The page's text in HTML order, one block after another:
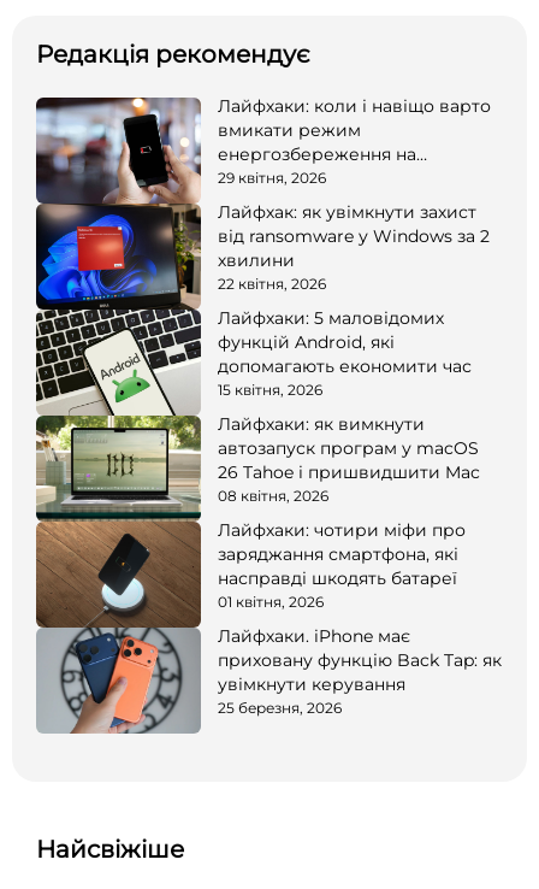
Редакція рекомендує
Лайфхаки: коли і навіщо варто
вмикати режим
енергозбереження на
смартфоні
29 квітня, 2026
Лайфхак: як увімкнути захист
від ransomware у Windows за 2
хвилини
22 квітня, 2026
Лайфхаки: 5 маловідомих
функцій Android, які
допомагають економити час
15 квітня, 2026
Лайфхаки: як вимкнути
автозапуск програм у macOS
26 Tahoe і пришвидшити Mac
08 квітня, 2026
Лайфхаки: чотири міфи про
заряджання смартфона, які
насправді шкодять батареї
01 квітня, 2026
Лайфхаки. iPhone має
приховану функцію Back Tap: як
увімкнути керування
25 березня, 2026
Найсвіжіше